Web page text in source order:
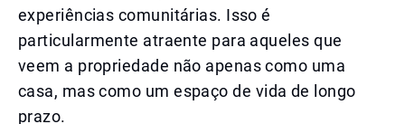
experiências comunitárias. Isso é
particularmente atraente para aqueles que
veem a propriedade não apenas como uma
casa, mas como um espaço de vida de longo
prazo.